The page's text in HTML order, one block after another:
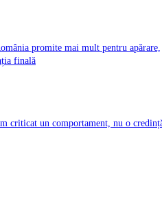
promite mai mult pentru apărare,
finală
criticat un comportament, nu o